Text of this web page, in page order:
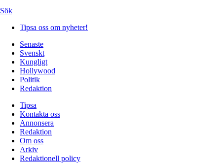
Sök
Tipsa oss om nyheter!
Senaste
Svenskt
Kungligt
Hollywood
Politik
Redaktion
Tipsa
Kontakta oss
Annonsera
Redaktion
Om oss
Arkiv
Redaktionell policy